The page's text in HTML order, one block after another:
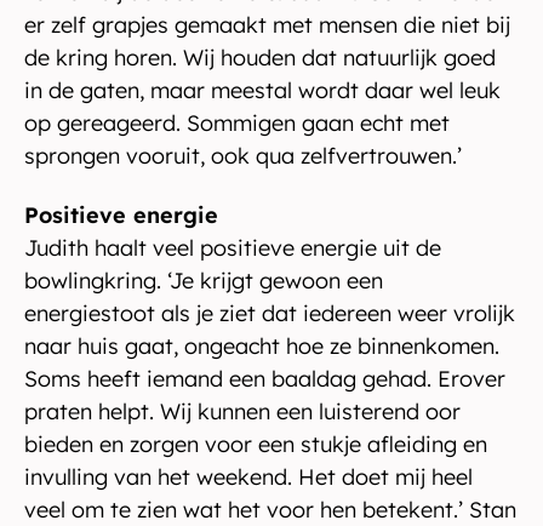
er zelf grapjes gemaakt met mensen die niet bij
de kring horen. Wij houden dat natuurlijk goed
in de gaten, maar meestal wordt daar wel leuk
op gereageerd. Sommigen gaan echt met
sprongen vooruit, ook qua zelfvertrouwen.’
Positieve energie
Judith haalt veel positieve energie uit de
bowlingkring. ‘Je krijgt gewoon een
energiestoot als je ziet dat iedereen weer vrolijk
naar huis gaat, ongeacht hoe ze binnenkomen.
Soms heeft iemand een baaldag gehad. Erover
praten helpt. Wij kunnen een luisterend oor
bieden en zorgen voor een stukje afleiding en
invulling van het weekend. Het doet mij heel
veel om te zien wat het voor hen betekent.’ Stan